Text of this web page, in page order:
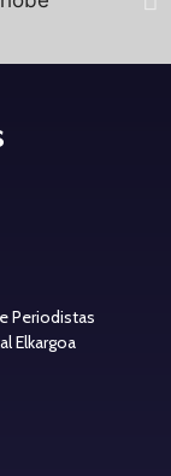
Periodistas
Elkargoa